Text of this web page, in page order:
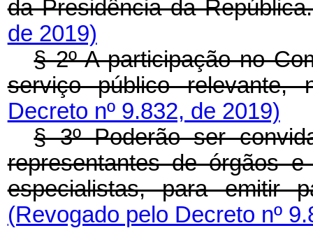
da Presidência da
de 2019)
§ 2º A participação no
serviço público relevante,
Decreto nº 9.832, de 2019)
§ 3º Poderão ser
representantes de órgãos
especialistas, para emitir
(Revogado pelo Decreto nº